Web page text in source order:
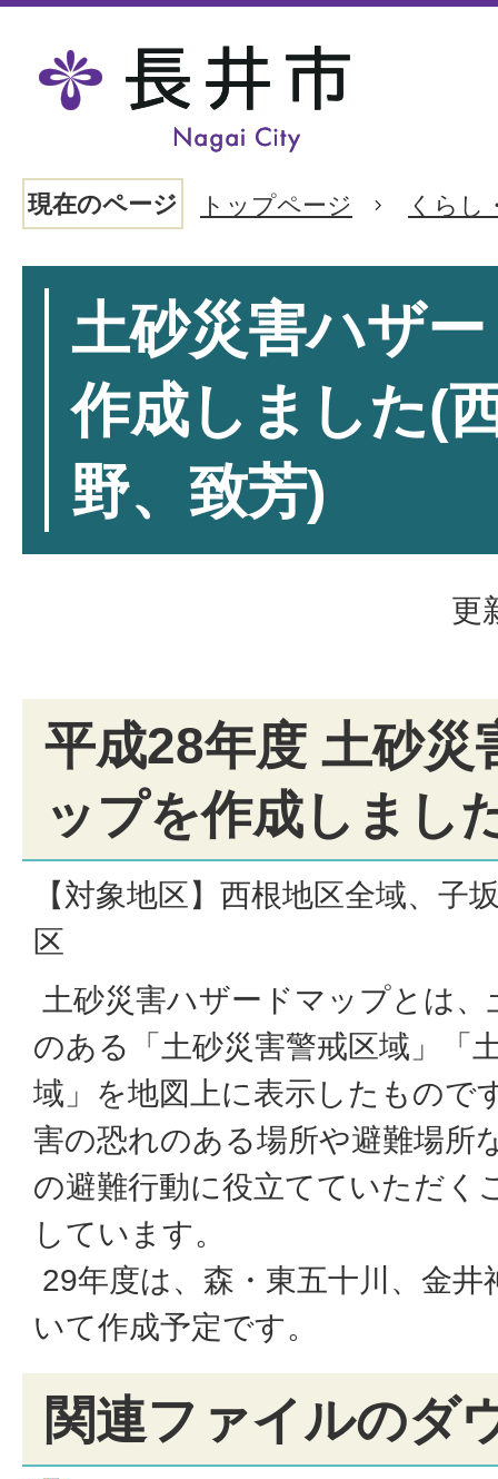
現在のページ トップページ くらし
土砂災害ハザ
作成しました(
野、致芳)
更
平成28年度 土砂災
ップを作成しまし
【対象地区】西根地区全域、子
区
土砂災害ハザードマップとは
のある「土砂災害警戒区域」「
域」を地図上に表示したもので
害の恐れのある場所や避難場所
の避難行動に役立てていただく
しています。
29年度は、森・東五十川、金
いて作成予定です。
関連ファイルのダ